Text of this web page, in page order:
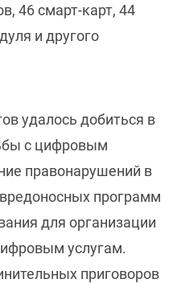
46 смарт-карт, 44
и другого
удалось добиться в
с цифровым
правонарушений в
программ
для организации
услугам.
приговоров